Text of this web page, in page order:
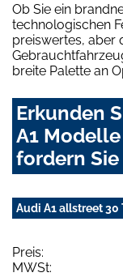
Ob Sie ein
technologischen
preiswertes, aber
breite Palette an
Erkunden
A1
fordern
Audi A1 allstreet 30
Preis:
MWSt: